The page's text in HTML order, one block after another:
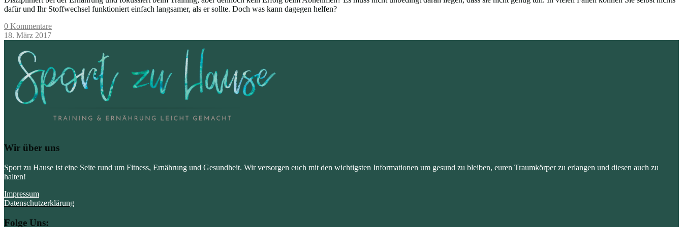
dafür und Ihr Stoffwechsel funktioniert einfach langsamer, als er sollte. Doch was kann dagegen helfen?
0 Kommentare
18. März 2017
Wir über uns
Sport zu Hause ist eine Seite rund um Fitness, Ernährung und Gesundheit. Wir versorgen euch mit den wichtigsten Informationen um gesund zu bleiben, euren Traumkörper zu erlangen und diesen auch zu
halten!
Impressum
Datenschutzerklärung
Folge Uns: